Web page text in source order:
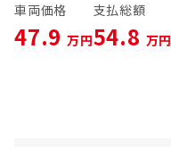
車両価格
47.9 万円
支払総額
54.8 万円